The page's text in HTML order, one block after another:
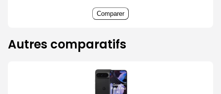
Comparer
Autres comparatifs